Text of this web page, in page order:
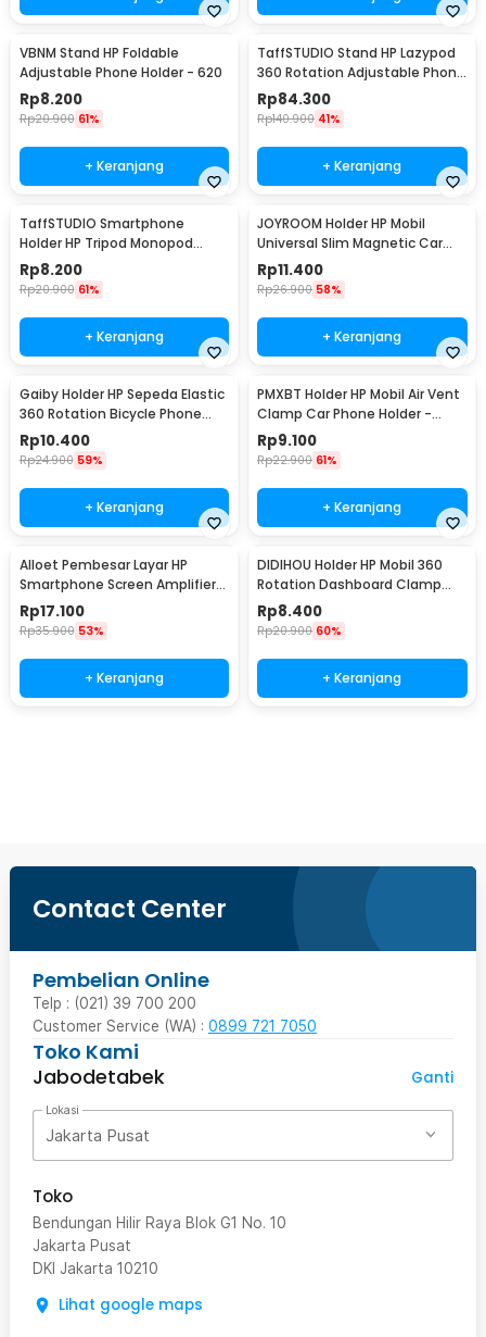
VBNM Stand HP Foldable
Adjustable Phone Holder - 620
Rp8.200
Rp20.900 61%
+ Keranjang
TaffSTUDIO Stand HP Lazypod
360 Rotation Adjustable Phone
Holder - GH027
Rp84.300
Rp140.900 41%
+ Keranjang
TaffSTUDIO Smartphone
Holder HP Tripod Monopod
Clamp Mount 1/4 Thread -
F360
Rp8.200
Rp20.900 61%
+ Keranjang
JOYROOM Holder HP Mobil
Universal Slim Magnetic Car
Phone Holder - F6
Rp11.400
Rp26.900 58%
+ Keranjang
Gaiby Holder HP Sepeda Elastic
360 Rotation Bicycle Phone
Holder - B07
Rp10.400
Rp24.900 59%
+ Keranjang
PMXBT Holder HP Mobil Air Vent
Clamp Car Phone Holder -
YC001
Rp9.100
Rp22.900 61%
+ Keranjang
Alloet Pembesar Layar HP
Smartphone Screen Amplifier
10 Inch - SY-11
Rp17.100
Rp35.900 53%
+ Keranjang
DIDIHOU Holder HP Mobil 360
Rotation Dashboard Clamp
Car Phone Holder - YB20-3
Rp8.400
Rp20.900 60%
+ Keranjang
Contact Center
Pembelian Online
Telp : (021) 39 700 200
Customer Service (WA) : 0899 721 7050
Toko Kami
Jabodetabek
Ganti
Lokasi
Jakarta Pusat
Toko
Bendungan Hilir Raya Blok G1 No. 10
Jakarta Pusat
DKI Jakarta 10210
Lihat google maps